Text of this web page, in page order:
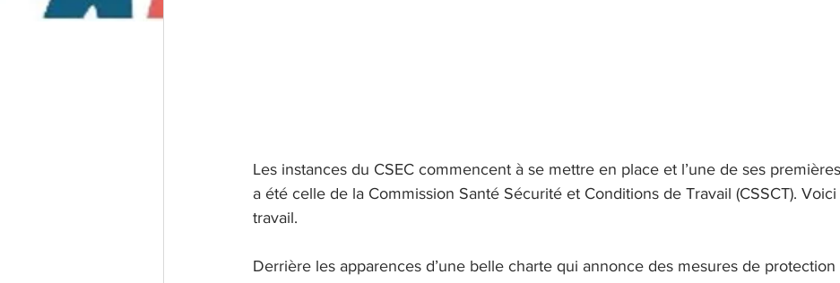
Les instances du CSEC commencent à se mettre en place et l’une de ses
a été celle de la Commission Santé Sécurité et Conditions de Travail (CSSCT).
travail.
Derrière les apparences d’une belle charte qui annonce des mesures de protection